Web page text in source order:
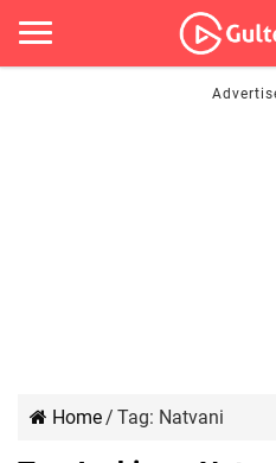
Home/ Tag: Natvani